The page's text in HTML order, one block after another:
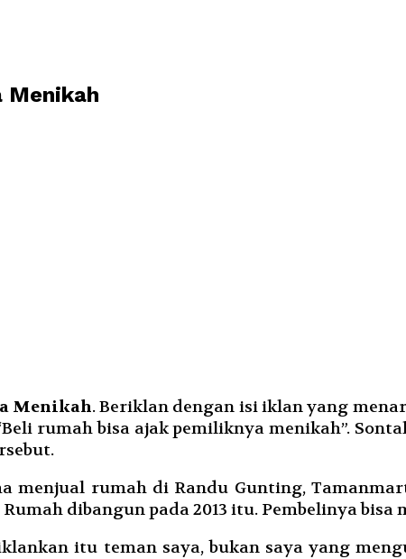
Menikah
Menikah. Beriklan dengan isi iklan yang
rumah bisa ajak pemiliknya menikah”.
menjual rumah di Randu Gunting,
dibangun pada 2013 itu. Pembelinya
itu teman saya, bukan saya yang